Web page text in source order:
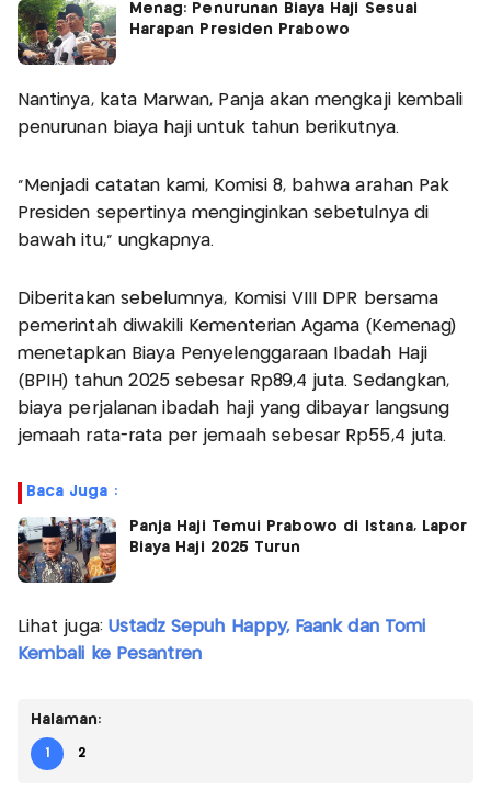
Menag: Penurunan Biaya Haji Sesuai
Harapan Presiden Prabowo
Nantinya, kata Marwan, Panja akan mengkaji kembali
penurunan biaya haji untuk tahun berikutnya.
"Menjadi catatan kami, Komisi 8, bahwa arahan Pak
Presiden sepertinya menginginkan sebetulnya di
bawah itu," ungkapnya.
Diberitakan sebelumnya, Komisi VIII DPR bersama
pemerintah diwakili Kementerian Agama (Kemenag)
menetapkan Biaya Penyelenggaraan Ibadah Haji
(BPIH) tahun 2025 sebesar Rp89,4 juta. Sedangkan,
biaya perjalanan ibadah haji yang dibayar langsung
jemaah rata-rata per jemaah sebesar Rp55,4 juta.
Baca Juga :
Panja Haji Temui Prabowo di Istana, Lapor
Biaya Haji 2025 Turun
Lihat juga: Ustadz Sepuh Happy, Faank dan Tomi
Kembali ke Pesantren
Halaman:
1 2